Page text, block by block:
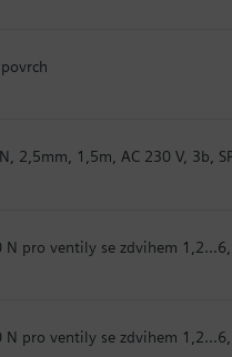
2,5mm, 1,5m, AC 230 V, 3b,
pro ventily se zdvihem
pro ventily se zdvihem